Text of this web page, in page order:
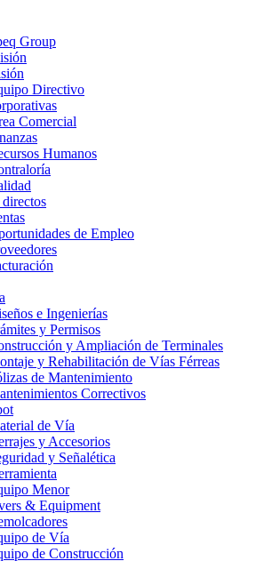
Group
Directivo
Comercial
Humanos
de Empleo
e Ingenierías
y Permisos
y Ampliación de Terminales
y Rehabilitación de Vías Férreas
de Mantenimiento
Correctivos
de Vía
y Accesorios
y Señalética
Menor
& Equipment
de Vía
de Construcción